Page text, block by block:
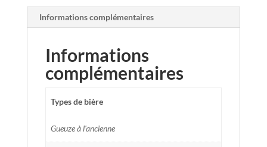
Informations complémentaires
Informations
complémentaires
Types de bière
Gueuze à l'ancienne